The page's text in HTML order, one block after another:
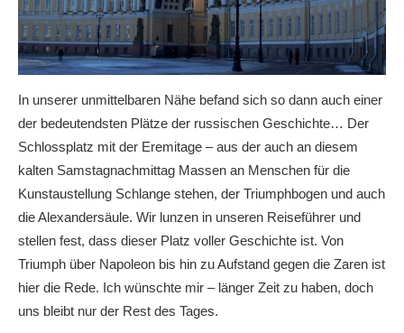
In unserer unmittelbaren Nähe befand sich so dann auch einer
der bedeutendsten Plätze der russischen Geschichte… Der
Schlossplatz mit der Eremitage – aus der auch an diesem
kalten Samstagnachmittag Massen an Menschen für die
Kunstaustellung Schlange stehen, der Triumphbogen und auch
die Alexandersäule. Wir lunzen in unseren Reiseführer und
stellen fest, dass dieser Platz voller Geschichte ist. Von
Triumph über Napoleon bis hin zu Aufstand gegen die Zaren ist
hier die Rede. Ich wünschte mir – länger Zeit zu haben, doch
uns bleibt nur der Rest des Tages.